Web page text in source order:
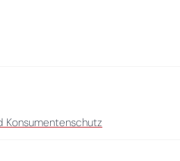
Konsumentenschutz